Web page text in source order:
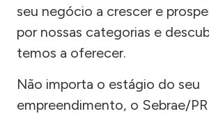
seu negócio a crescer e
por nossas categorias e
temos a oferecer.
Não importa o estágio do seu
empreendimento, o Sebrae/